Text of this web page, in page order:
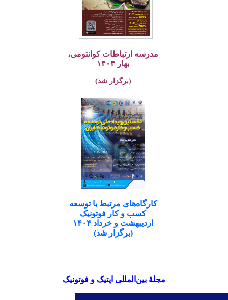
مدرسه ارتباطات کوانتومی،
بهار ۱۴۰۴
(برگزار شد)
کارگاه‌های مرتبط با توسعه
کسب و کار فوتونیک
اردیبهشت و خرداد ۱۴۰۴
(برگزار شد)
مجلۀ بین‌المللی اپتیک و فوتونیک